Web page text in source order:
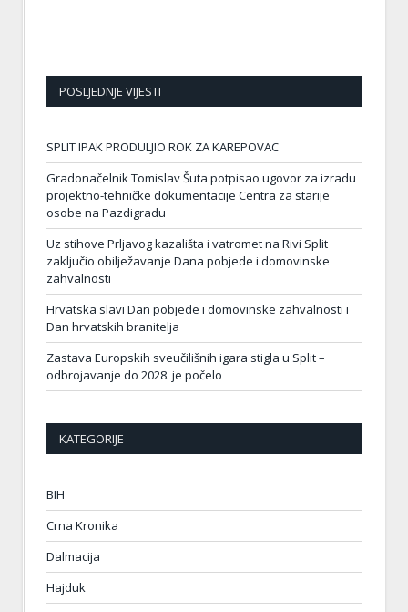
POSLJEDNJE VIJESTI
SPLIT IPAK PRODULJIO ROK ZA KAREPOVAC
Gradonačelnik Tomislav Šuta potpisao ugovor za izradu
projektno-tehničke dokumentacije Centra za starije
osobe na Pazdigradu
Uz stihove Prljavog kazališta i vatromet na Rivi Split
zaključio obilježavanje Dana pobjede i domovinske
zahvalnosti
Hrvatska slavi Dan pobjede i domovinske zahvalnosti i
Dan hrvatskih branitelja
Zastava Europskih sveučilišnih igara stigla u Split –
odbrojavanje do 2028. je počelo
KATEGORIJE
BIH
Crna Kronika
Dalmacija
Hajduk